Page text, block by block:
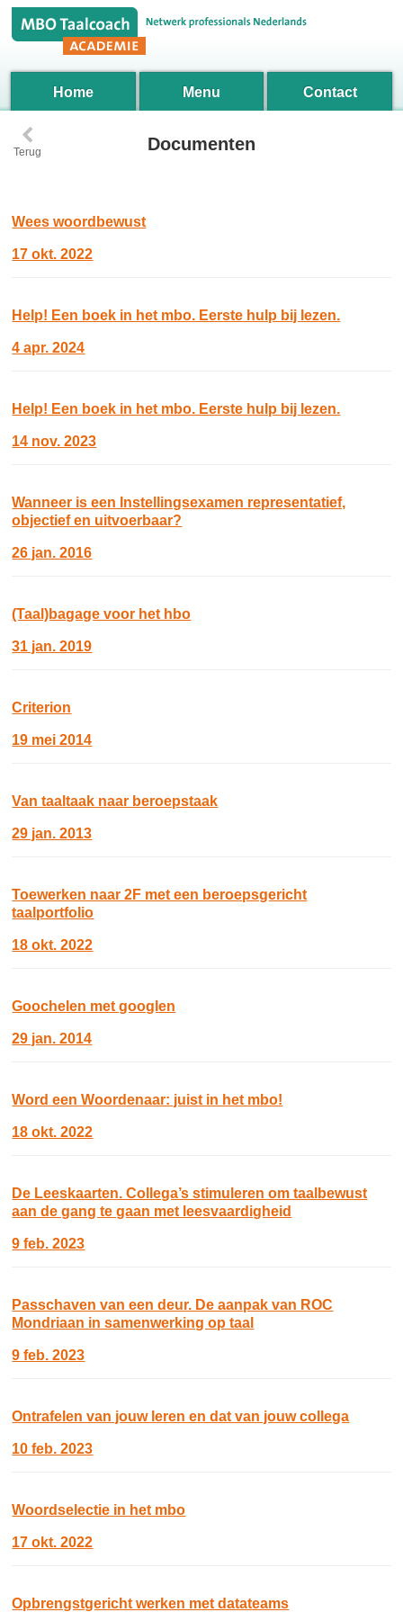
Home Menu Contact
‹
Terug Documenten
Wees woordbewust
17 okt. 2022
Help! Een boek in het mbo. Eerste hulp bij lezen.
4 apr. 2024
Help! Een boek in het mbo. Eerste hulp bij lezen.
14 nov. 2023
Wanneer is een Instellingsexamen representatief,
objectief en uitvoerbaar?
26 jan. 2016
(Taal)bagage voor het hbo
31 jan. 2019
Criterion
19 mei 2014
Van taaltaak naar beroepstaak
29 jan. 2013
Toewerken naar 2F met een beroepsgericht
taalportfolio
18 okt. 2022
Goochelen met googlen
29 jan. 2014
Word een Woordenaar: juist in het mbo!
18 okt. 2022
De Leeskaarten. Collega’s stimuleren om taalbewust
aan de gang te gaan met leesvaardigheid
9 feb. 2023
Passchaven van een deur. De aanpak van ROC
Mondriaan in samenwerking op taal
9 feb. 2023
Ontrafelen van jouw leren en dat van jouw collega
10 feb. 2023
Woordselectie in het mbo
17 okt. 2022
Opbrengstgericht werken met datateams